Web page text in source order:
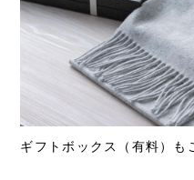
ギフトボックス（有料）も